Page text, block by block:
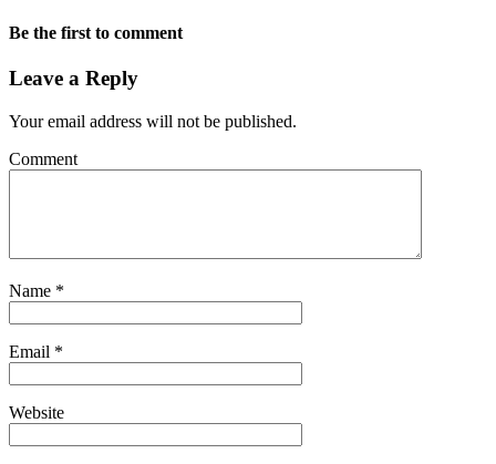
Be the first to comment
Leave a Reply
Your email address will not be published.
Comment
Name *
Email *
Website